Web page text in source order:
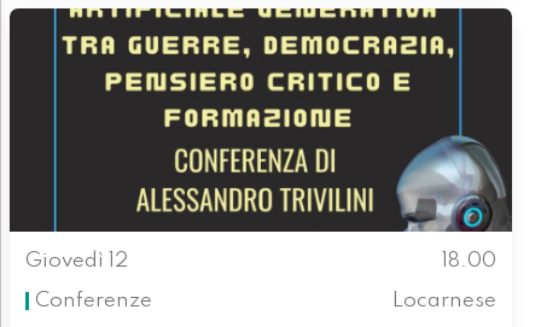
Giovedì 12
18.00
Conferenze
Locarnese